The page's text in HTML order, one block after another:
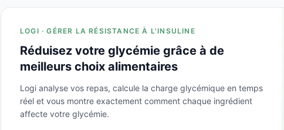
LOGI · GÉRER LA RÉSISTANCE À L'INSULINE
Réduisez votre glycémie grâce à de
meilleurs choix alimentaires
Logi analyse vos repas, calcule la charge glycémique en temps
réel et vous montre exactement comment chaque ingrédient
affecte votre glycémie.